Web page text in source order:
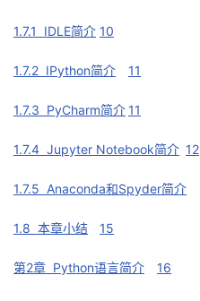
1.7.1 IDLE简介 10
1.7.2 IPython简介 11
1.7.3 PyCharm简介 11
1.7.4 Jupyter Notebook简介 12
1.7.5 Anaconda和Spyder简介
1.8 本章小结 15
第2章 Python语言简介 16